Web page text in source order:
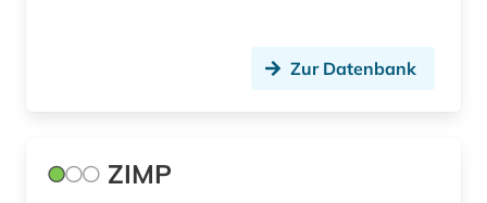
Zur Datenbank
ZIMP